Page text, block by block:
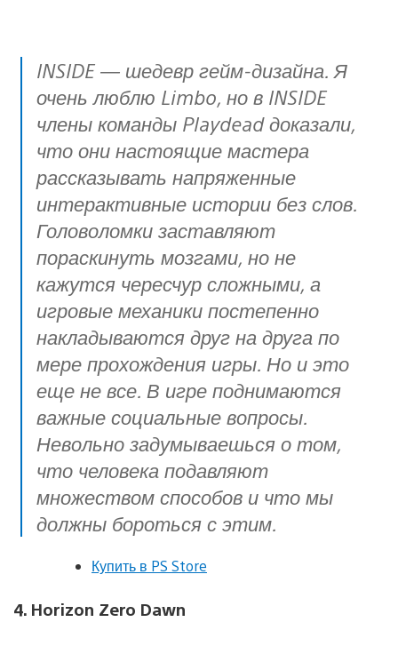
INSIDE — шедевр гейм-дизайна. Я
очень люблю Limbo, но в INSIDE
члены команды Playdead доказали,
что они настоящие мастера
рассказывать напряженные
интерактивные истории без слов.
Головоломки заставляют
пораскинуть мозгами, но не
кажутся чересчур сложными, а
игровые механики постепенно
накладываются друг на друга по
мере прохождения игры. Но и это
еще не все. В игре поднимаются
важные социальные вопросы.
Невольно задумываешься о том,
что человека подавляют
множеством способов и что мы
должны бороться с этим.
Купить в PS Store
4. Horizon Zero Dawn